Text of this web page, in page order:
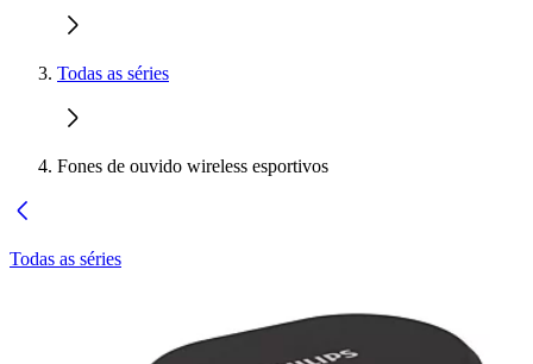
Todas as séries
Fones de ouvido wireless esportivos
Todas as séries